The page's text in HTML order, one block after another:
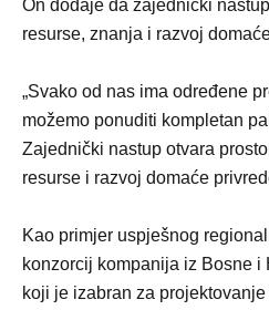
On dodaje da zajednički
resurse, znanja i razvoj
„Svako od nas ima određene
možemo ponuditi kompletan
Zajednički nastup otvara
resurse i razvoj domaće
Kao primjer uspješnog
konzorcij kompanija iz Bosne i
koji je izabran za